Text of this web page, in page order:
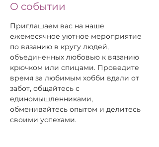
О событии
Приглашаем вас на наше
ежемесячное уютное мероприятие
по вязанию в кругу людей,
объединенных любовью к вязанию
крючком или спицами. Проведите
время за любимым хобби вдали от
забот, общайтесь с
единомышленниками,
обменивайтесь опытом и делитесь
своими успехами.